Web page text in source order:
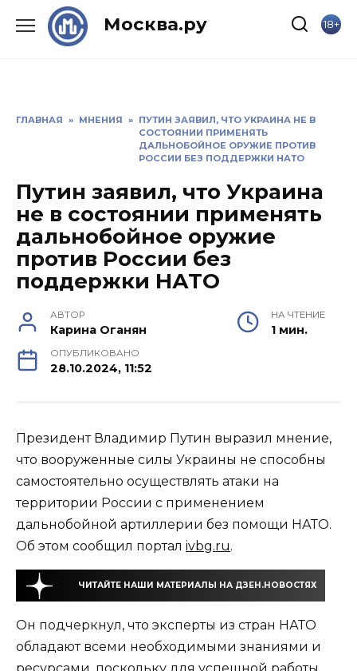
Москва.ру 18+
ГЛАВНАЯ » МНЕНИЯ » ПУТИН ЗАЯВИЛ, ЧТО УКРАИНА НЕ В
СОСТОЯНИИ ПРИМЕНЯТЬ
ДАЛЬНОБОЙНОЕ ОРУЖИЕ ПРОТИВ
РОССИИ БЕЗ ПОДДЕРЖКИ НАТО
Путин заявил, что Украина
не в состоянии применять
дальнобойное оружие
против России без
поддержки НАТО
АВТОР
Карина Оганян
НА ЧТЕНИЕ
1 мин.
ОПУБЛИКОВАНО
28.10.2024, 11:52
Президент Владимир Путин выразил мнение,
что вооруженные силы Украины не способны
самостоятельно осуществлять атаки на
территории России с применением
дальнобойной артиллерии без помощи НАТО.
Об этом сообщил портал ivbg.ru.
ЧИТАЙТЕ НАШИ МАТЕРИАЛЫ НА ДЗЕН.НОВОСТЯХ
Он подчеркнул, что эксперты из стран НАТО
обладают всеми необходимыми знаниями и